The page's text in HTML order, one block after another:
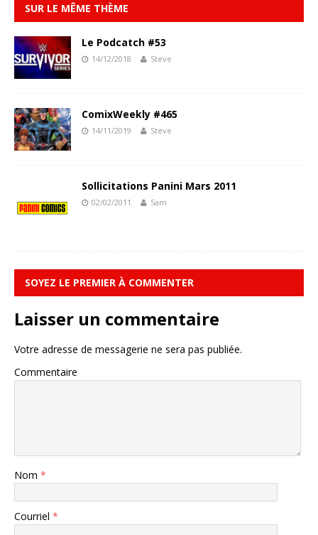
SUR LE MÊME THÈME
Le Podcatch #53
14/12/2018 Steve
ComixWeekly #465
14/11/2019 Steve
Sollicitations Panini Mars 2011
02/02/2011 Sam
SOYEZ LE PREMIER À COMMENTER
Laisser un commentaire
Votre adresse de messagerie ne sera pas publiée.
Commentaire
Nom *
Courriel *